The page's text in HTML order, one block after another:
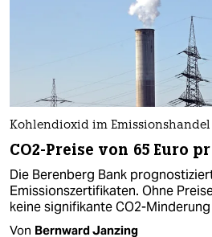
Kohlendioxid im Emissionshandel
CO2-Preise von 65 Euro
Die Berenberg Bank
Emissionszertifikaten. Ohne
keine signifikante CO2-
Von Bernward Janzing